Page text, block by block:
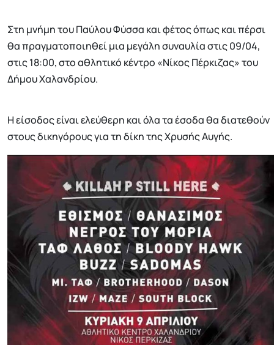
Στη μνήμη του Παύλου Φύσσα και φέτος όπως και πέρσι
θα πραγματοποιηθεί μια μεγάλη συναυλία στις 09/04,
στις 18:00, στο αθλητικό κέντρο «Νίκος Πέρκιζας» του
Δήμου Χαλανδρίου.
Η είσοδος είναι ελεύθερη και όλα τα έσοδα θα διατεθούν
στους δικηγόρους για τη δίκη της Χρυσής Αυγής.